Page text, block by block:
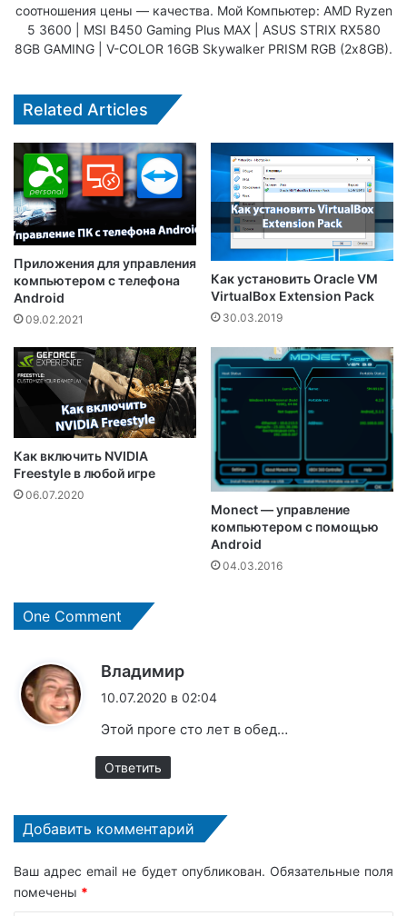
соотношения цены — качества. Мой Компьютер: AMD Ryzen
5 3600 | MSI B450 Gaming Plus MAX | ASUS STRIX RX580
8GB GAMING | V-COLOR 16GB Skywalker PRISM RGB (2х8GB).
Related Articles
Приложения для управления
компьютером с телефона
Android
09.02.2021
Как установить Oracle VM
VirtualBox Extension Pack
30.03.2019
Как включить NVIDIA
Freestyle в любой игре
06.07.2020
Monect — управление
компьютером с помощью
Android
04.03.2016
One Comment
Владимир
10.07.2020 в 02:04
Этой проге сто лет в обед…
Ответить
Добавить комментарий
Ваш адрес email не будет опубликован. Обязательные поля
помечены *